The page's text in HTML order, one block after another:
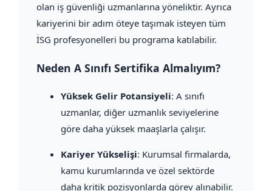
olan iş güvenliği uzmanlarına yöneliktir. Ayrıca
kariyerini bir adım öteye taşımak isteyen tüm
İSG profesyonelleri bu programa katılabilir.
Neden A Sınıfı Sertifika Almalıyım?
Yüksek Gelir Potansiyeli: A sınıfı
uzmanlar, diğer uzmanlık seviyelerine
göre daha yüksek maaşlarla çalışır.
Kariyer Yükselişi: Kurumsal firmalarda,
kamu kurumlarında ve özel sektörde
daha kritik pozisyonlarda görev alınabilir.